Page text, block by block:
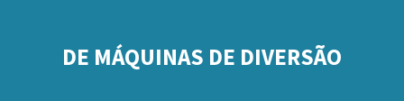
DE MÁQUINAS DE DIVERSÃO